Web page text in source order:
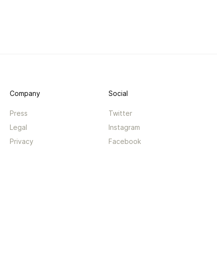
Company
Press
Legal
Privacy
Social
Twitter
Instagram
Facebook